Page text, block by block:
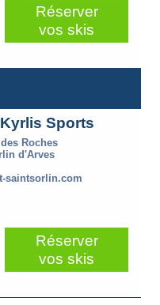
Réserver
vos skis
Sports
Roches
d'Arves
saintsorlin.com
Réserver
vos skis